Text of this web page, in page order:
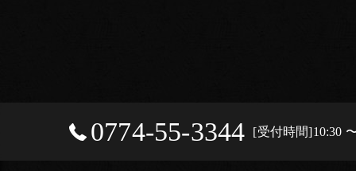
0774-55-3344 [受付時間]10:30